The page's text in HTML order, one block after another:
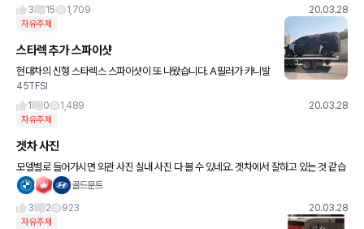
2017년부터 3년 연속 판매량이 감소했다. 특히 지난 2월에는 코
3
15 1,709 20.03.28
자유주제
스타렉 추가 스파이샷
현대차의 신형 스타렉스 스파이샷이 또 나왔습니다. A필러가 카니발
처럼 확 꺾여서 SUV느낌을 내기 보단 그냥 MPV느낌이 강하네요.
45TFSI
1
0 1,489 20.03.28
자유주제
겟차 사진
모델별로 들어가시면 외관 사진 실내 사진 다 볼 수 있네요. 겟차에서 잘하고 있는 것 같습
니다. 추후에 추가를 부탁드린다면 후석 레그룸 사진도 추가해 주시면 좋을 것 같네요. 겟
골드문트
3
2 923 20.03.28
자유주제